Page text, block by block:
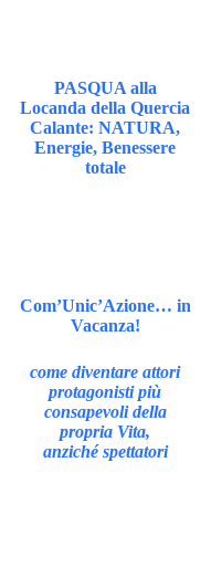
PASQUA alla
Locanda della Quercia
Calante: NATURA,
Energie, Benessere
totale
Com’Unic’Azione… in
Vacanza!
come diventare attori
protagonisti più
consapevoli della
propria Vita,
anziché spettatori